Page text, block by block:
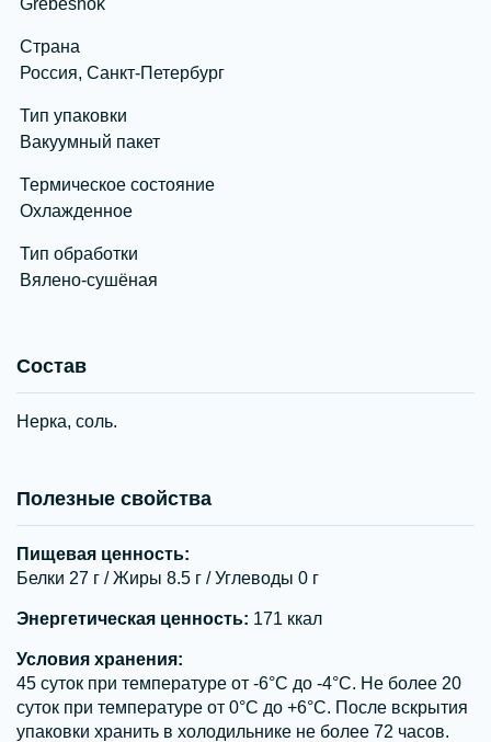
Grebeshok
Страна
Россия, Санкт-Петербург
Тип упаковки
Вакуумный пакет
Термическое состояние
Охлажденное
Тип обработки
Вялено-сушёная
Состав
Нерка, соль.
Полезные свойства
Пищевая ценность:
Белки 27 г / Жиры 8.5 г / Углеводы 0 г
Энергетическая ценность: 171 ккал
Условия хранения:
45 суток при температуре от -6°С до -4°С. Не более 20
суток при температуре от 0°С до +6°С. После вскрытия
упаковки хранить в холодильнике не более 72 часов.